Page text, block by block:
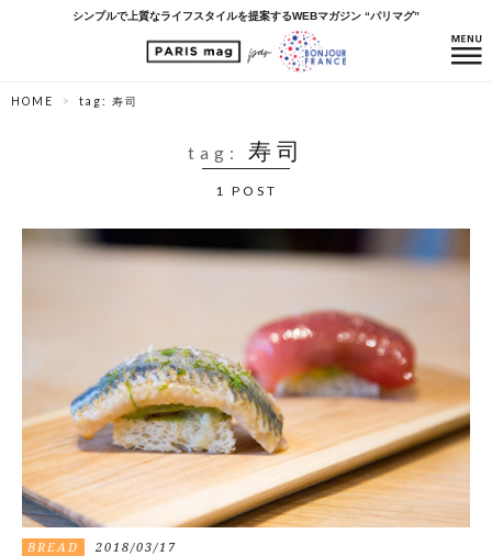
シンプルで上質なライフスタイルを提案するWEBマガジン “パリマグ”
HOME tag: 寿司
tag: 寿司
1 POST
BREAD 2018/03/17